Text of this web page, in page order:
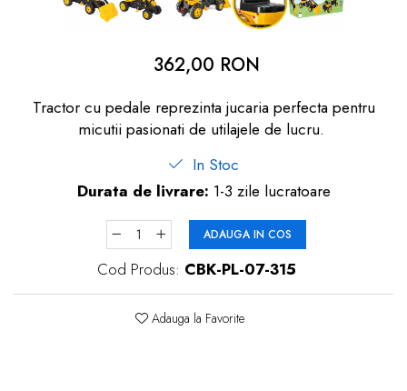
dopuri de urechi
362,00 RON
Tractor cu pedale reprezinta jucaria perfecta pentru
micutii pasionati de utilajele de lucru.
In Stoc
Durata de livrare: 1-3 zile lucratoare
ADAUGA IN COS
Cod Produs: CBK-PL-07-315
Adauga la Favorite